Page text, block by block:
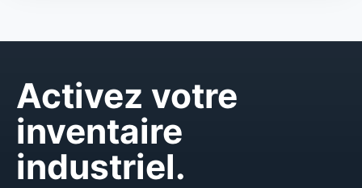
Activez votre
inventaire
industriel.